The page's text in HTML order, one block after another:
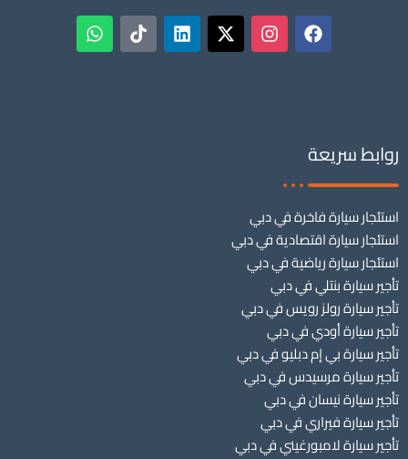
روابط سريعة
استئجار سيارة فاخرة في دبي
استئجار سيارة اقتصادية في دبي
استئجار سيارة رياضية في دبي
تأجير سيارة بنتلي في دبي
تأجير سيارة رولز رويس في دبي
تأجير سيارة أودي في دبي
تأجير سيارة بي إم دبليو في دبي
تأجير سيارة مرسيدس في دبي
تأجير سيارة نيسان في دبي
تأجير سيارة فيراري في دبي
تأجير سيارة لامبورغيني في دبي